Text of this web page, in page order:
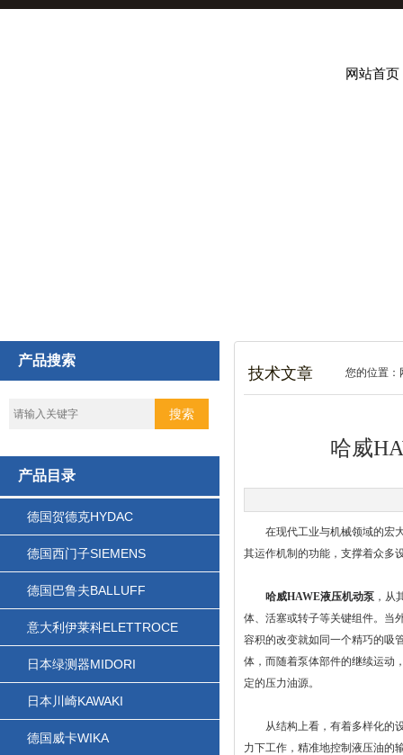
网站首页
产品搜索
产品目录
德国贺德克HYDAC
德国西门子SIEMENS
德国巴鲁夫BALLUFF
意大利伊莱科ELETTROCE
日本绿测器MIDORI
日本川崎KAWAKI
德国威卡WIKA
技术文章 您的位置：
哈威
在现代工业与机械领域的宏大
其运作机制的功能，支撑着众多
哈威HAWE液压机动泵 ，从
体、活塞或转子等关键组件。当
容积的改变就如同一个精巧的吸
体，而随着泵体部件的继续运动
定的压力油源。
从结构上看，有着多样化的设
力下工作，精准地控制液压油的